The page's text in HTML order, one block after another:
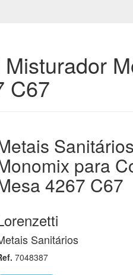
C67
para
4267 C67
Sanitários
7048387